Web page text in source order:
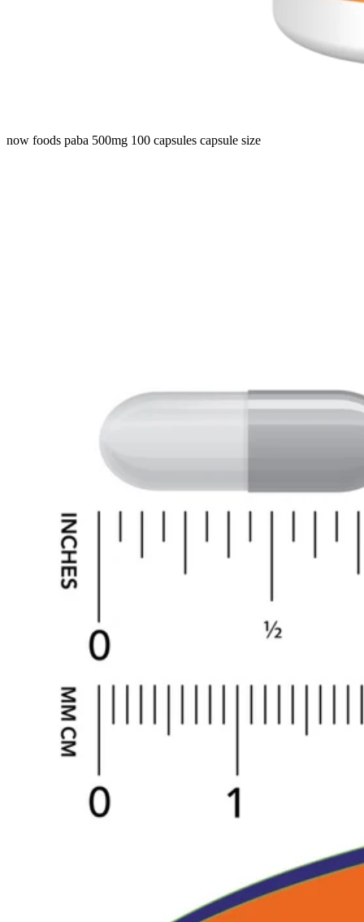
now foods paba 500mg 100 capsules capsule size